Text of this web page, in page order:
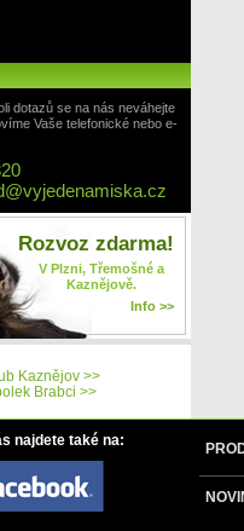
dotazů se na nás neváhejte
Vaše telefonické nebo e-
@vyjedenamiska.cz
Rozvoz zdarma!
V Plzni, Třemošné a
Kaznějově.
Info >>
Kaznějov >>
Brabci >>
najdete také na: